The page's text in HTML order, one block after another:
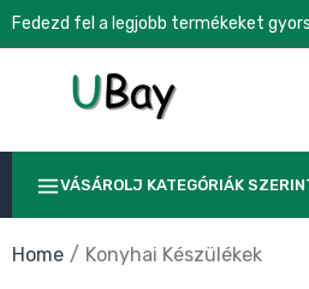
Fedezd fel a legjobb termékeket
VÁSÁROLJ KATEGÓRIÁK
Home Konyhai Készülékek